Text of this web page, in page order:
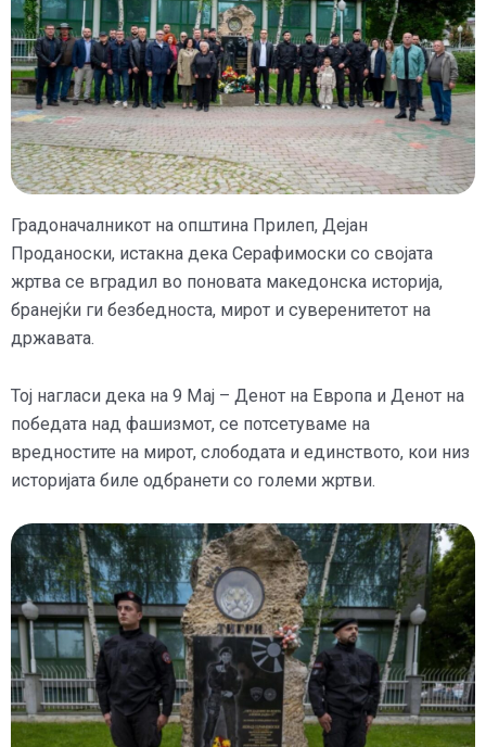
Градоначалникот на општина Прилеп, Дејан
Проданоски, истакна дека Серафимоски со својата
жртва се вградил во поновата македонска историја,
бранејќи ги безбедноста, мирот и суверенитетот на
државата.
Тој нагласи дека на 9 Мај – Денот на Европа и Денот на
победата над фашизмот, се потсетуваме на
вредностите на мирот, слободата и единството, кои низ
историјата биле одбранети со големи жртви.